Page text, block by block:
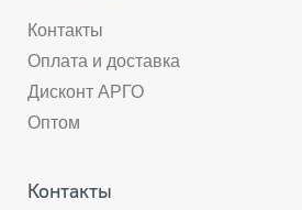
Контакты
Оплата и доставка
Дисконт АРГО
Оптом
Контакты